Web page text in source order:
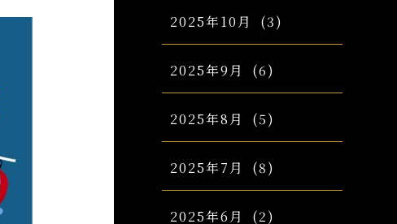
2025年10月 (3)
2025年9月 (6)
2025年8月 (5)
2025年7月 (8)
2025年6月 (2)